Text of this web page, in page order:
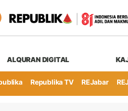
ALQURAN DIGITAL
Republika TV REJabar